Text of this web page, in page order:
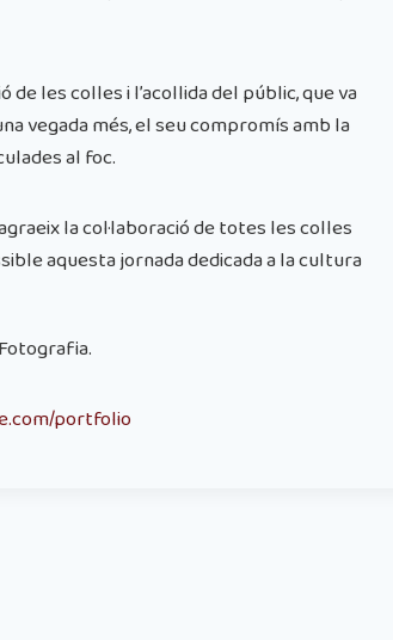
les colles i l’acollida del públic, que va
vegada més, el seu compromís amb la
al foc.
la col·laboració de totes les colles
aquesta jornada dedicada a la cultura
portfolio